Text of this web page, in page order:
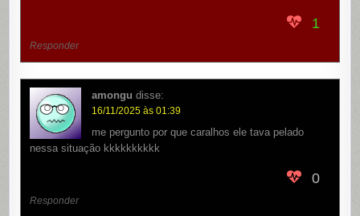
1
Responder
amongu disse:
16/11/2025 às 01:39
me pergunto por que caralhos ele tava pelado
nessa situação kkkkkkkkkk
0
Responder